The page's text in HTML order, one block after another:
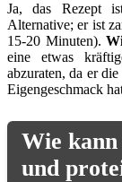
Ja, das Rezept
Alternative; er ist
15-20 Minuten).
eine etwas
abzuraten, da er
Eigengeschmack
Wie kann
und